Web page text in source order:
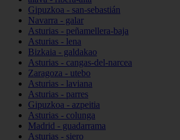
Gipuzkoa - san-sebastián
Navarra - galar
Asturias - peñamellera-baja
Asturias - lena
Bizkaia - galdakao
Asturias - cangas-del-narcea
Zaragoza - utebo
Asturias - laviana
Asturias - parres
Gipuzkoa - azpeitia
Asturias - colunga
Madrid - guadarrama
Asturias - siero